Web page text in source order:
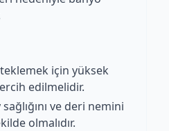
için yüksek
edilmelidir.
ve deri nemini
olmalıdır.